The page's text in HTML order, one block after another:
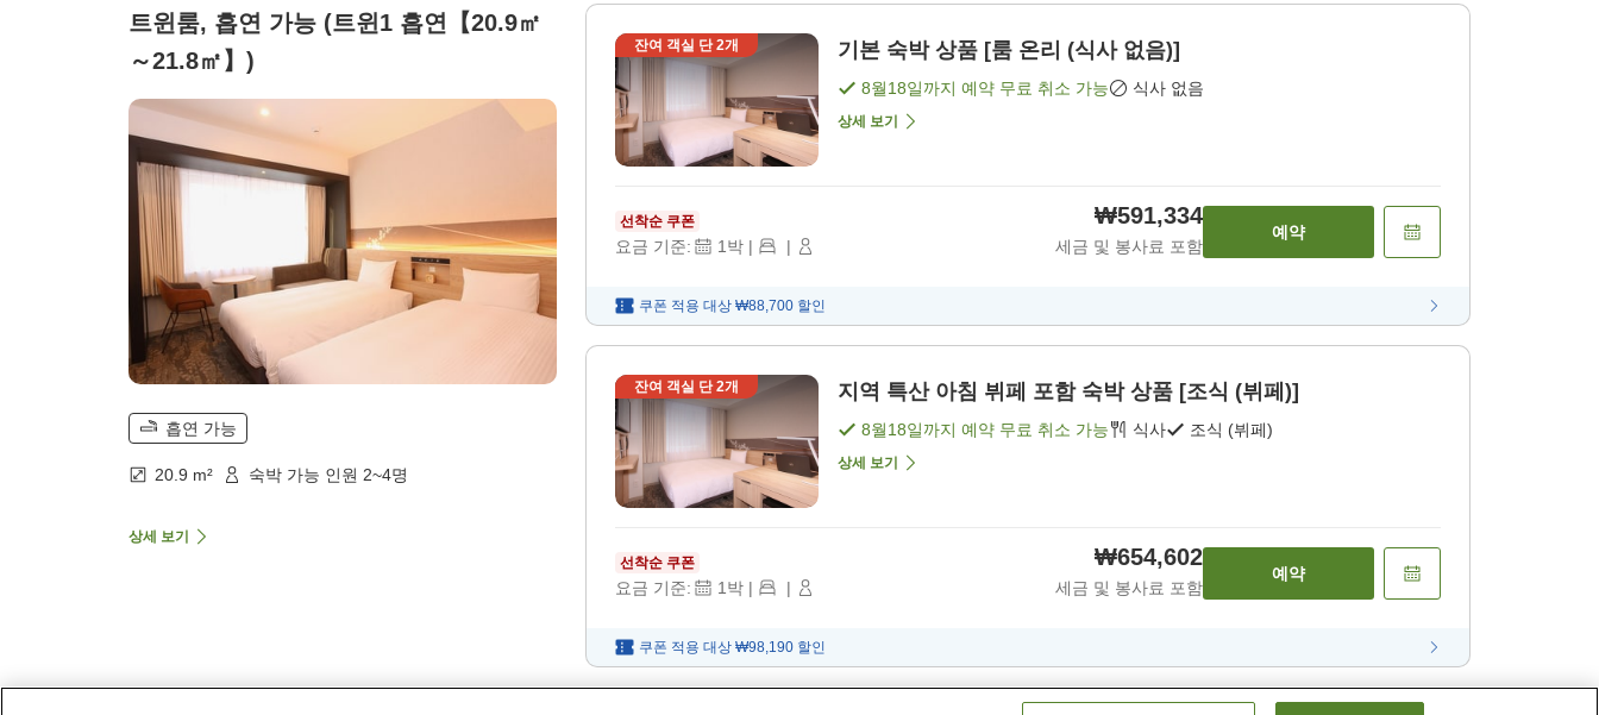
트윈룸, 흡연 가능 (트윈1 흡연【20.9㎡
～21.8㎡】)
흡연 가능
20.9 m² 숙박 가능 인원 2~4명
상세 보기
잔여 객실 단2개 기본 숙박 상품 [룸 온리 (식사 없음)]
8월18일까지 예약 무료 취소 가능 식사 없음
상세 보기
선착순 쿠폰
요금 기준: 1 박 | |
₩591,334
세금 및 봉사료 포함
예약
쿠폰 적용 대상 ₩88,700 할인
잔여 객실 단2개 지역 특산 아침 뷔페 포함 숙박 상품 [조식 (뷔페)]
8월18일까지 예약 무료 취소 가능 식사 조식 (뷔페)
상세 보기
선착순 쿠폰
요금 기준: 1 박 | |
₩654,602
세금 및 봉사료 포함
예약
쿠폰 적용 대상 ₩98,190 할인